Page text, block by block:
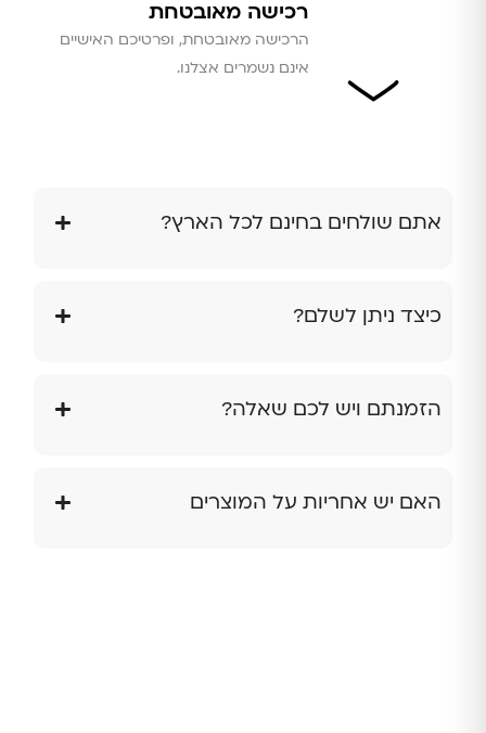
רכישה מאובטחת
הרכישה מאובטחת, ופרטיכם האישיים
אינם נשמרים אצלנו.
אתם שולחים בחינם לכל הארץ?
כיצד ניתן לשלם?
הזמנתם ויש לכם שאלה?
האם יש אחריות על המוצרים